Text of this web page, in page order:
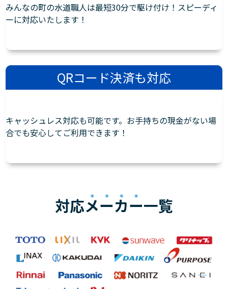
みんなの町の水道職人は最短30分で駆け付け！スピーディ
ーに対応いたします！
QRコード決済も対応
キャッシュレス対応も可能です。お手持ちの現金がない場
合でも安心してご利用できます！
対応メーカー一覧